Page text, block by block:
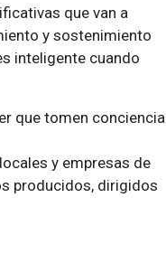
que van a
y sostenimiento
inteligente cuando
que tomen conciencia
y empresas de
producidos, dirigidos